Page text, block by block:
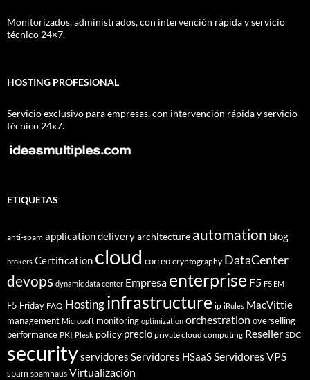
Monitorizados, administrados, con intervención rápida y servicio
técnico 24×7.
HOSTING PROFESIONAL
Servicio exclusivo para empresas, con intervención rápida y servicio
técnico 24x7.
ETIQUETAS
anti-spam application deliveryarchitecture automation blog
brokers Certification cloud correo cryptography DataCenter
devops dynamic data center Empresa enterprise F5 F5 EM
F5 Friday FAQ Hostinginfrastructure ip iRules MacVittie
management Microsoft monitoring optimization orchestration overselling
performance PKI Plesk policy precio private cloud computing Reseller SDC
securityservidores Servidores HSaaSServidores VPS
spam spamhaus Virtualización